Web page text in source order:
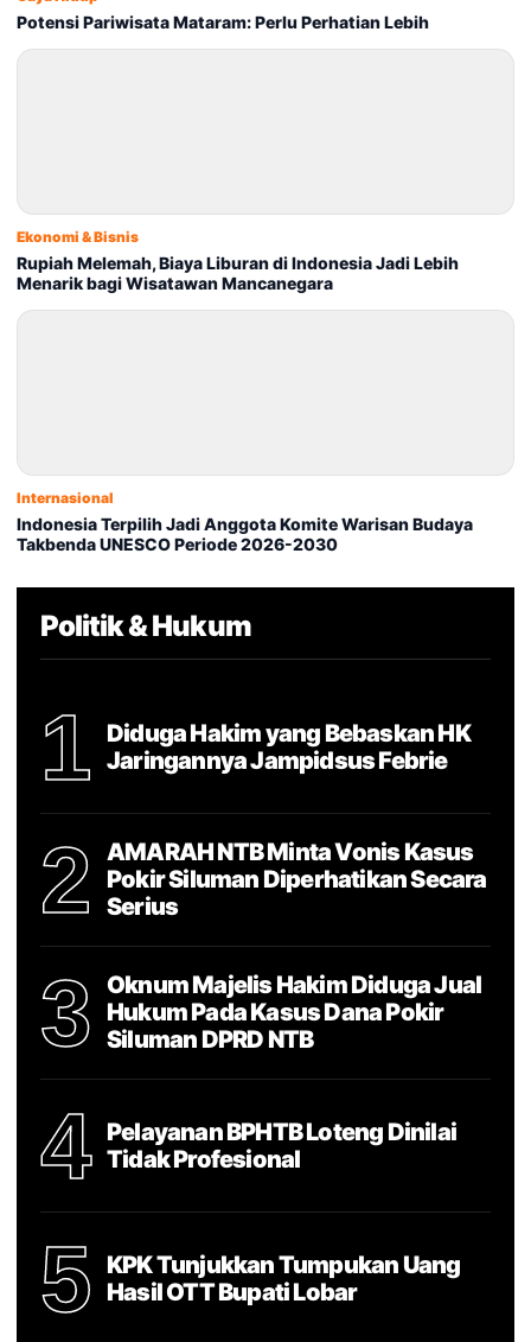
Potensi Pariwisata Mataram: Perlu Perhatian Lebih
Ekonomi & Bisnis
Rupiah Melemah, Biaya Liburan di Indonesia Jadi Lebih
Menarik bagi Wisatawan Mancanegara
Internasional
Indonesia Terpilih Jadi Anggota Komite Warisan Budaya
Takbenda UNESCO Periode 2026-2030
Politik & Hukum
1
Diduga Hakim yang Bebaskan HK
Jaringannya Jampidsus Febrie
2
AMARAH NTB Minta Vonis Kasus
Pokir Siluman Diperhatikan Secara
Serius
3
Oknum Majelis Hakim Diduga Jual
Hukum Pada Kasus Dana Pokir
Siluman DPRD NTB
4
Pelayanan BPHTB Loteng Dinilai
Tidak Profesional
5
KPK Tunjukkan Tumpukan Uang
Hasil OTT Bupati Lobar